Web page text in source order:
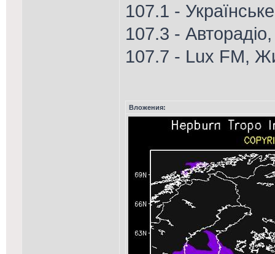
107.1 -
107.3 -
107.7 - Lux FM,
Вложения: